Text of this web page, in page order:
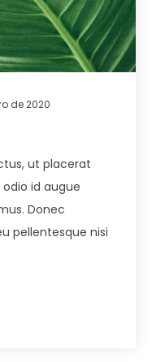
de 2020
ut placerat
id augue
Donec
pellentesque nisi